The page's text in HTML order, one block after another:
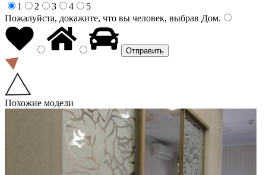
1
2 3 4
5
Пожалуйста, докажите, что вы человек, выбрав Дом.
Похожие модели